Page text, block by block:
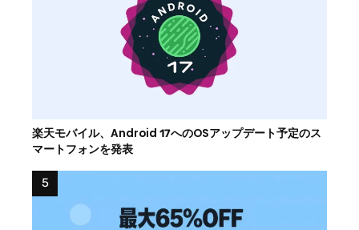
楽天モバイル、Android 17へのOSアップデート予定のス
マートフォンを発表